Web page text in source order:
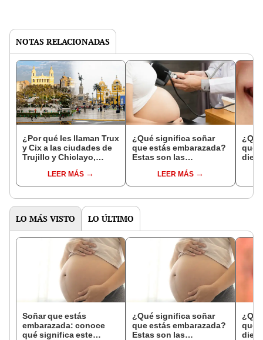
NOTAS RELACIONADAS
¿Por qué les llaman Trux
y Cix a las ciudades de
Trujillo y Chiclayo,
LEER MÁS
¿Qué significa soñar
que estás embarazada?
Estas son las
comunesLEER MÁS
que
LO MÁS VISTO LO ÚLTIMO
Soñar que estás
embarazada: conoce
qué significa este
¿Qué significa soñar
que estás embarazada?
Estas son las
que